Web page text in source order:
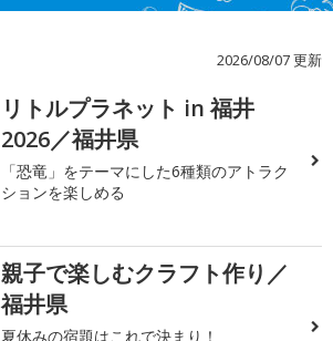
2026/08/07 更新
リトルプラネット in 福井
2026／福井県
「恐竜」をテーマにした6種類のアトラク
ションを楽しめる
親子で楽しむクラフト作り／
福井県
夏休みの宿題はこれで決まり！